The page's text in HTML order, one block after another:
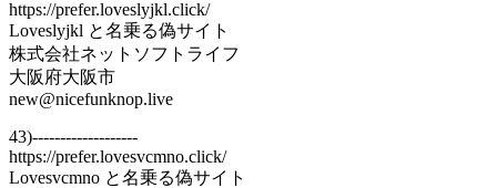
https://prefer.loveslyjkl.click/
Loveslyjkl と名乗る偽サイト
株式会社ネットソフトライフ
大阪府大阪市
new@nicefunknop.live
43)-------------------
https://prefer.lovesvcmno.click/
Lovesvcmno と名乗る偽サイト